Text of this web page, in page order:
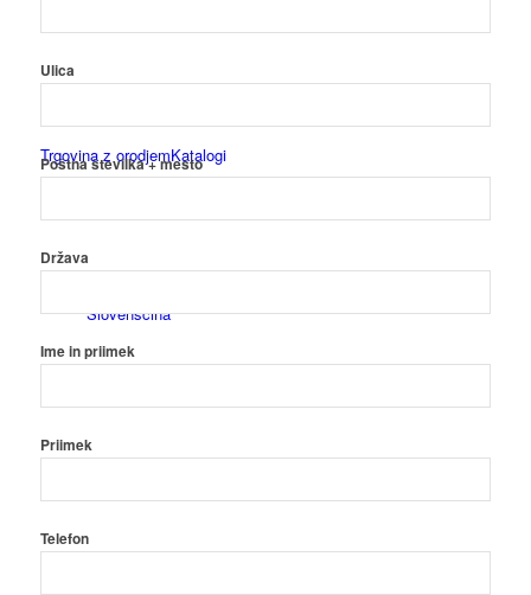
Trgovina z orodjemKatalogi
Slovenščina
Ulica
Poštna številka + mesto
Država
Ime in priimek
Priimek
Telefon